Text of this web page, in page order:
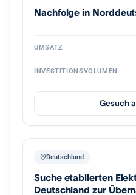
nächsten Wachstumsschritt
Vertraulichkeitsvereinbarung.
Nachfolge in
UMSATZ
INVESTITIONSVOLUMEN
Gesuch
Deutschland
Suche etablierten
Deutschland zur